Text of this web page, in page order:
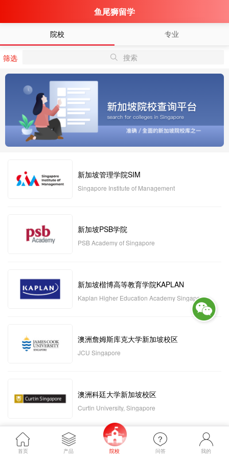
鱼尾狮留学
院校 专业
筛选 搜索
新加坡管理学院SIM
Singapore Institute of Management
新加坡PSB学院
PSB Academy of Singapore
新加坡楷博高等教育学院KAPLAN
Kaplan Higher Education Academy Singapore
澳洲詹姆斯库克大学新加坡校区
JCU Singapore
澳洲科廷大学新加坡校区
Curtin University, Singapore
新加坡管理发展学院MDIS
首页 产品 院校 问答 我的